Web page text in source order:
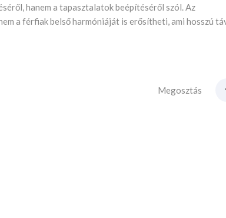
hanem a tapasztalatok beépítéséről szól. Az
a férfiak belső harmóniáját is erősítheti, ami hosszú
Megosztás